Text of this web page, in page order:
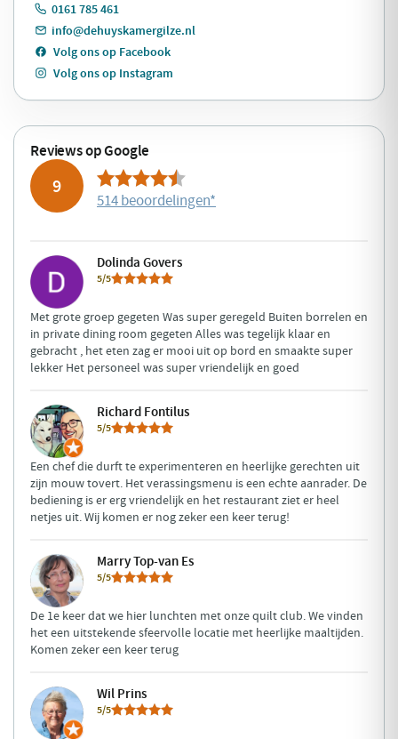
0161 785 461
info@dehuyskamergilze.nl
Volg ons op Facebook
Volg ons op Instagram
Reviews op Google
9
514 beoordelingen*
Dolinda Govers
5/5
Met grote groep gegeten Was super geregeld Buiten borrelen en
in private dining room gegeten Alles was tegelijk klaar en
gebracht , het eten zag er mooi uit op bord en smaakte super
lekker Het personeel was super vriendelijk en goed
Richard Fontilus
5/5
Een chef die durft te experimenteren en heerlijke gerechten uit
zijn mouw tovert. Het verassingsmenu is een echte aanrader. De
bediening is er erg vriendelijk en het restaurant ziet er heel
netjes uit. Wij komen er nog zeker een keer terug!
Marry Top-van Es
5/5
De 1e keer dat we hier lunchten met onze quilt club. We vinden
het een uitstekende sfeervolle locatie met heerlijke maaltijden.
Komen zeker een keer terug
Wil Prins
5/5